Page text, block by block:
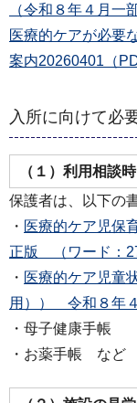
（令和８年４月一
医療的ケアが必要
案内20260401（
入所に向けて必
（１）利用相談
保護者は、以下の
・ 医療的ケア児保
正版 （ワード：
・ 医療的ケア児童
用）） 令和８年
・母子健康手帳
・お薬手帳 など